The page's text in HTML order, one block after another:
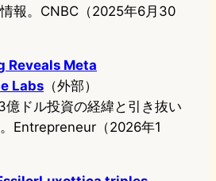
報。CNBC（2025年6月30
Reveals Meta
Labs （外部）
億ドル投資の経緯と引き抜い
Entrepreneur（2026年1